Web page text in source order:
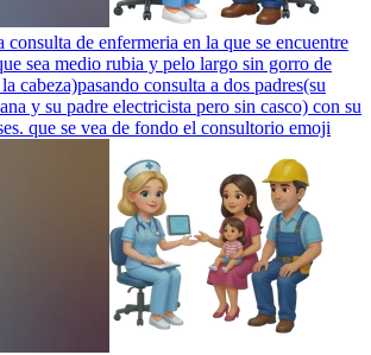
consulta de enfermeria en la que se encuentre
sea medio rubia y pelo largo sin gorro de
cabeza)pasando consulta a dos padres(su
y su padre electricista pero sin casco) con su
que se vea de fondo el consultorio emoji